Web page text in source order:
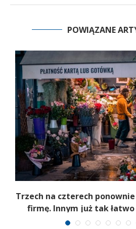
POWIĄZANE
Trzech na czterech ponownie
firmę. Innym już tak